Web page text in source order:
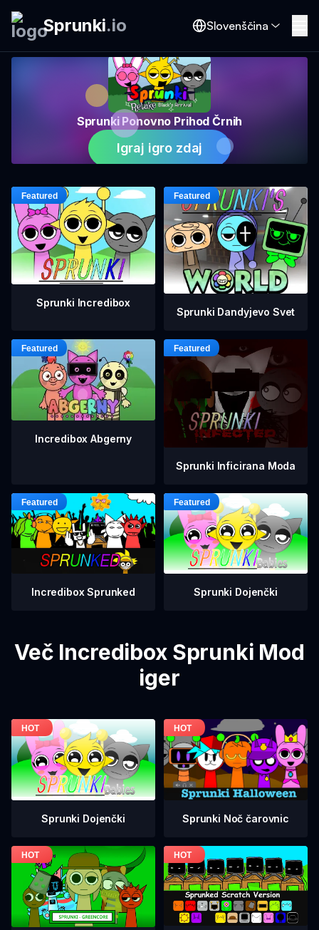
Sprunki.io Slovenščina
Sprunki Ponovno Prihod Črnih
Igraj igro zdaj
Sprunki Incredibox
Sprunki Dandyjevo Svet
Incredibox Abgerny
Sprunki Inficirana Moda
Incredibox Sprunked Sprunki Dojenčki
Več Incredibox Sprunki Mod
iger
Sprunki Dojenčki Sprunki Noč čarovnic